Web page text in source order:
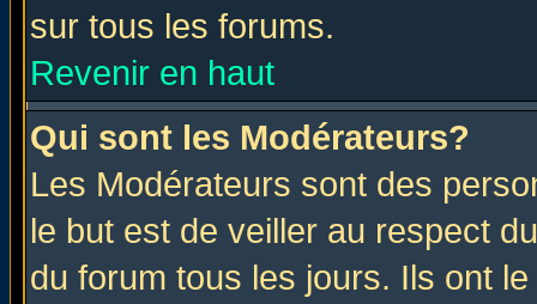
sur tous les forums.
Revenir en haut
Qui sont les Modérateurs?
Les Modérateurs sont des
le but est de veiller au respect
du forum tous les jours. Ils ont